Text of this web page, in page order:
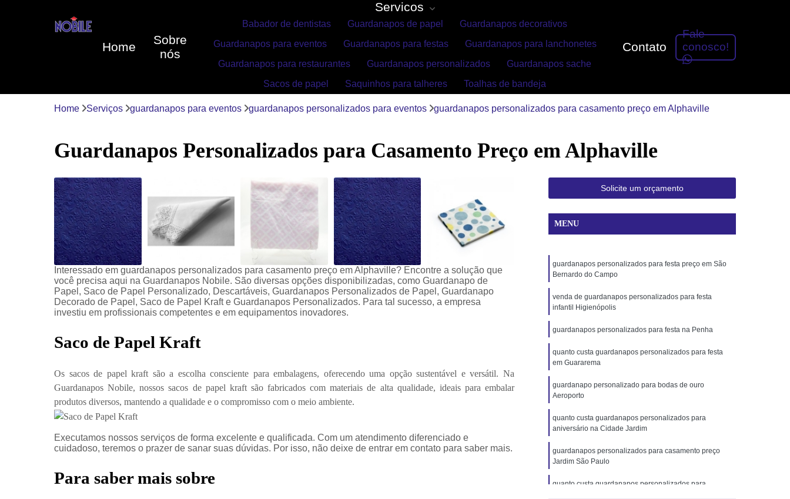
Home
Sobre
nós
Servicos
Babador de dentistas Guardanapos de papel
Guardanapos decorativos
Guardanapos para eventos
Guardanapos para festas
Guardanapos para lanchonetes
Guardanapos para restaurantes
Guardanapos personalizados
Guardanapos sache
Sacos de papel
Saquinhos para talheres Toalhas de bandeja
Contato
Fale
conosco!
Home Serviços guardanapos para eventos guardanapos personalizados para eventos guardanapos personalizados para casamento preço em Alphaville
Guardanapos Personalizados para Casamento Preço em Alphaville
Interessado em guardanapos personalizados para casamento preço em Alphaville? Encontre a solução que
você precisa aqui na Guardanapos Nobile. São diversas opções disponibilizadas, como Guardanapo de
Papel, Saco de Papel Personalizado, Descartáveis, Guardanapos Personalizados de Papel, Guardanapo
Decorado de Papel, Saco de Papel Kraft e Guardanapos Personalizados. Para tal sucesso, a empresa
investiu em profissionais competentes e em equipamentos inovadores.
Saco de Papel Kraft
Os sacos de papel kraft são a escolha consciente para embalagens, oferecendo uma opção sustentável e versátil. Na
Guardanapos Nobile, nossos sacos de papel kraft são fabricados com materiais de alta qualidade, ideais para embalar
produtos diversos, mantendo a qualidade e o compromisso com o meio ambiente.
Executamos nossos serviços de forma excelente e qualificada. Com um atendimento diferenciado e
cuidadoso, teremos o prazer de sanar suas dúvidas. Por isso, não deixe de entrar em contato para saber mais.
Para saber mais sobre
Solicite um orçamento
MENU
guardanapos personalizados para festa preço em São
Bernardo do Campo
venda de guardanapos personalizados para festa
infantil Higienópolis
guardanapos personalizados para festa na Penha
quanto custa guardanapos personalizados para festa
em Guararema
guardanapo personalizado para bodas de ouro
Aeroporto
quanto custa guardanapos personalizados para
aniversário na Cidade Jardim
guardanapos personalizados para casamento preço
Jardim São Paulo
quanto custa guardanapos personalizados para